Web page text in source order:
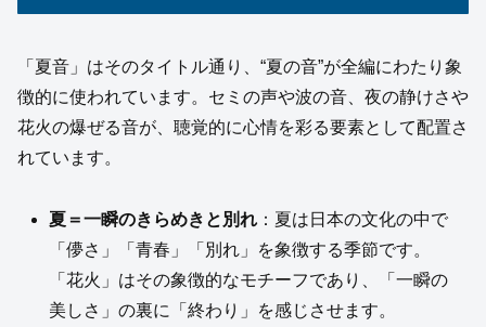
「夏音」はそのタイトル通り、“夏の音”が全編にわたり象
徴的に使われています。セミの声や波の音、夜の静けさや
花火の爆ぜる音が、聴覚的に心情を彩る要素として配置さ
れています。
夏＝一瞬のきらめきと別れ ：夏は日本の文化の中で
「儚さ」「青春」「別れ」を象徴する季節です。
「花火」はその象徴的なモチーフであり、「一瞬の
美しさ」の裏に「終わり」を感じさせます。